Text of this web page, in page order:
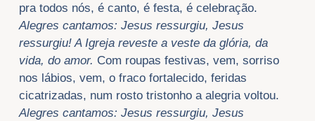
pra todos nós, é canto, é festa, é celebração.
Alegres cantamos: Jesus ressurgiu, Jesus
ressurgiu! A Igreja reveste a veste da glória, da
vida, do amor. Com roupas festivas, vem, sorriso
nos lábios, vem, o fraco fortalecido, feridas
cicatrizadas, num rosto tristonho a alegria voltou.
Alegres cantamos: Jesus ressurgiu, Jesus